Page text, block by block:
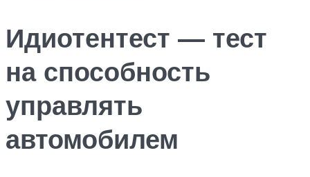
Идиотентест — тест
на способность
управлять
автомобилем